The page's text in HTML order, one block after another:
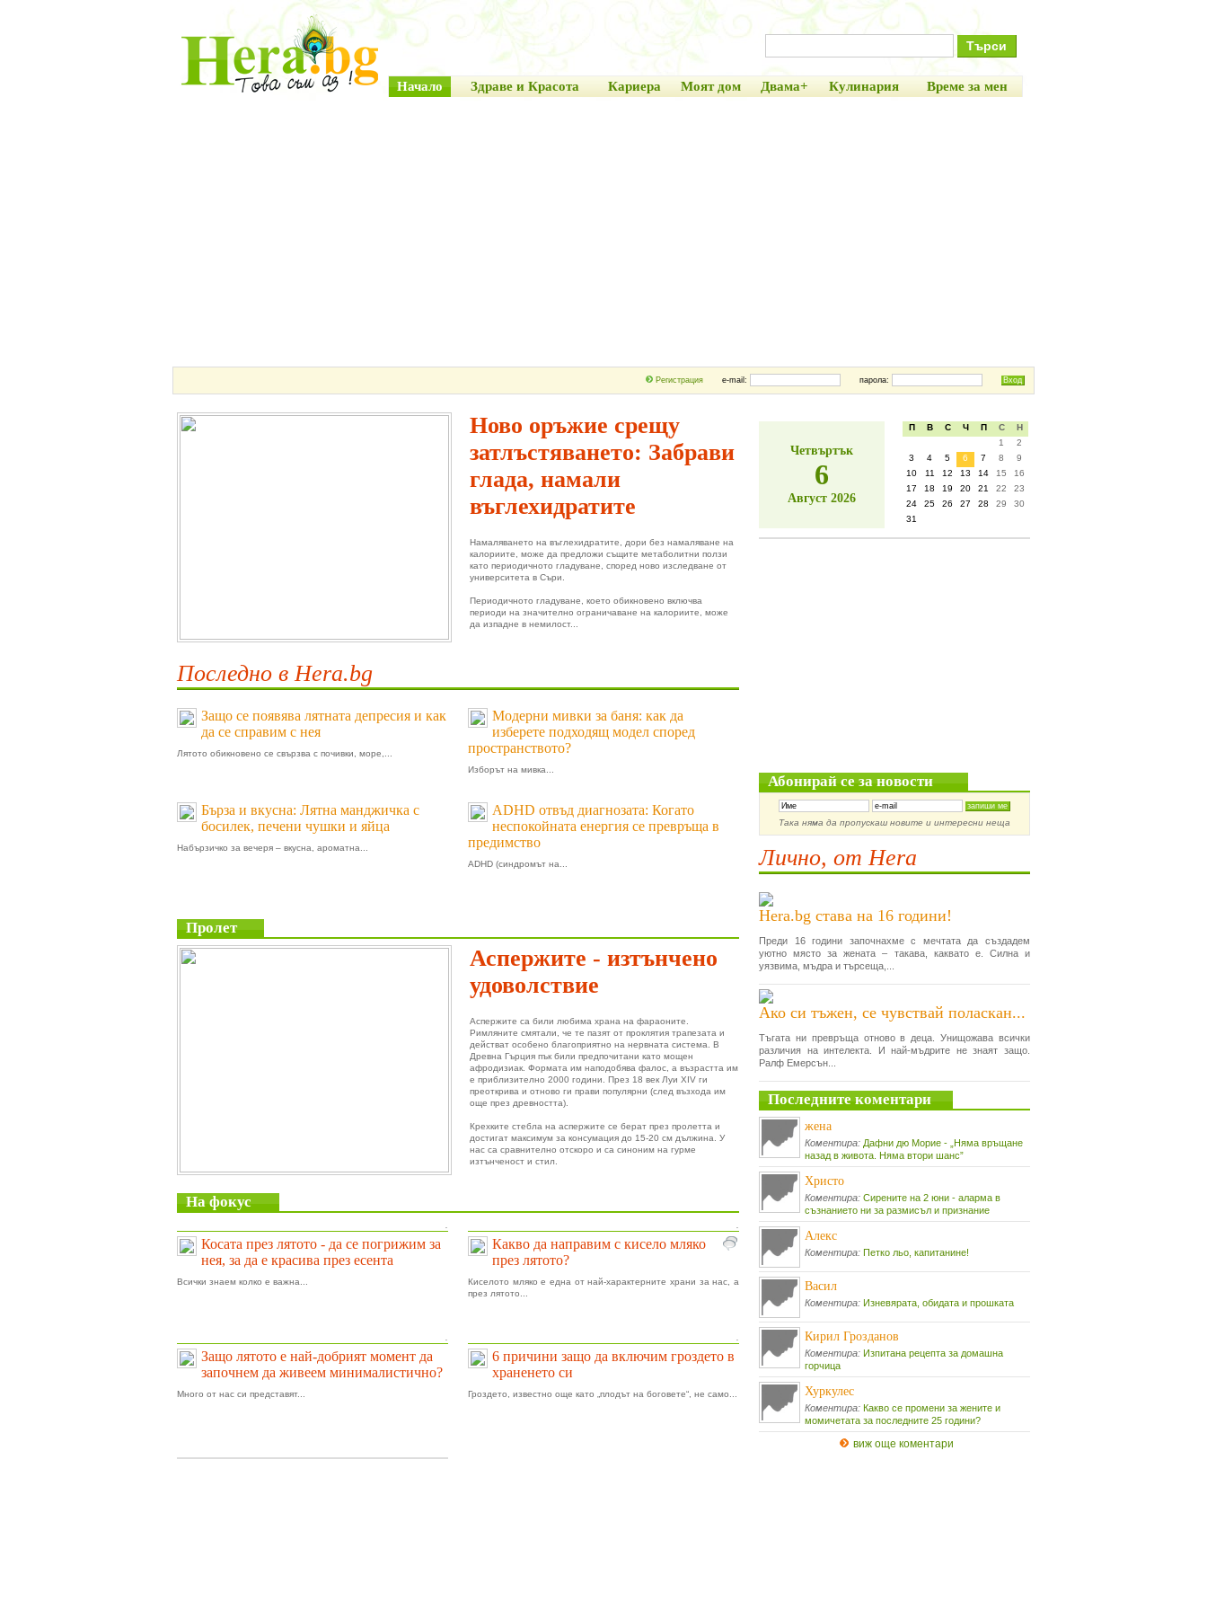
Начало Здраве и Красота Кариера Моят дом Двама+ Кулинария Време за мен
Регистрация e-mail: парола:
Ново оръжие срещу
затлъстяването: Забрави
глада, намали
въглехидратите
Намаляването на въглехидратите, дори без намаляване на
калориите, може да предложи същите метаболитни ползи
като периодичното гладуване, според ново изследване от
университета в Съри.
Периодичното гладуване, което обикновено включва
периоди на значително ограничаване на калориите, може
да изпадне в немилост...
Последно в Hera.bg
Защо се появява лятната депресия и как
да се справим с нея
Лятото обикновено се свързва с почивки, море,...
Модерни мивки за баня: как да
изберете подходящ модел според
пространството?
Изборът на мивка...
Бърза и вкусна: Лятна манджичка с
босилек, печени чушки и яйца
Набързичко за вечеря – вкусна, ароматна...
ADHD отвъд диагнозата: Когато
неспокойната енергия се превръща в
предимство
ADHD (синдромът на...
Пролет
Аспержите - изтънчено
удоволствие
Аспержите са били любима храна на фараоните.
Римляните смятали, че те пазят от проклятия трапезата и
действат особено благоприятно на нервната система. В
Древна Гърция пък били предпочитани като мощен
афродизиак. Формата им наподобява фалос, а възрастта им
е приблизително 2000 години. През 18 век Луи XIV ги
преоткрива и отново ги прави популярни (след възхода им
още през древността).
Крехките стебла на аспержите се берат през пролетта и
достигат максимум за консумация до 15-20 см дължина. У
нас са сравнително отскоро и са синоним на гурме
изтънченост и стил.
На фокус
Косата през лятото - да се погрижим за
нея, за да е красива през есента
Всички знаем колко е важна...
Какво да направим с кисело мляко
през лятото?
Киселото мляко е една от най-характерните храни за нас, а
през лятото...
Защо лятото е най-добрият момент да
започнем да живеем минималистично?
Много от нас си представят...
6 причини защо да включим гроздето в
храненето си
Гроздето, известно още като „плодът на боговете“, не само...
Четвъртък
6
Август 2026
П В С Ч П С
Н
1
2
3
4 5 6 7 8
9
10
11 12 13 14 15
16
17
18 19 20 21 22
23
24
25 26 27 28 29
30
31
Абонирай се за новости
Така няма да пропускаш новите и интересни неща
Лично, от Hera
Hera.bg става на 16 години!
Преди 16 години започнахме с мечтата да създадем
уютно място за жената – такава, каквато е. Силна и
уязвима, мъдра и търсеща,...
Ако си тъжен, се чувствай поласкан...
Тъгата ни превръща отново в деца. Унищожава всички
различия на интелекта. И най-мъдрите не знаят защо.
Ралф Емерсън...
Последните коментари
жена
Коментира: Дафни дю Морие - „Няма връщане
назад в живота. Няма втори шанс”
Христо
Коментира: Сирените на 2 юни - аларма в
съзнанието ни за размисъл и признание
Алекс
Коментира: Петко льо, капитанине!
Васил
Коментира: Изневярата, обидата и прошката
Кирил Грозданов
Коментира: Изпитана рецепта за домашна
горчица
Хуркулес
Коментира: Какво се промени за жените и
момичетата за последните 25 години?
виж още коментари